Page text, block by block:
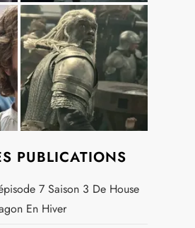
PUBLICATIONS
7 Saison 3 De House
En Hiver